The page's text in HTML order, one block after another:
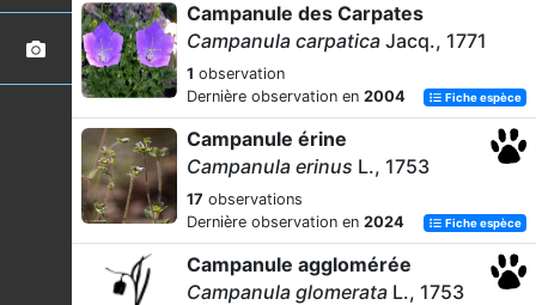
Campanule des Carpates
Campanula carpatica Jacq., 1771
1 observation
Dernière observation en 2004 Fiche espèce
Campanule érine
Campanula erinus L., 1753
17 observations
Dernière observation en 2024 Fiche espèce
Campanule agglomérée
Campanula glomerata L., 1753